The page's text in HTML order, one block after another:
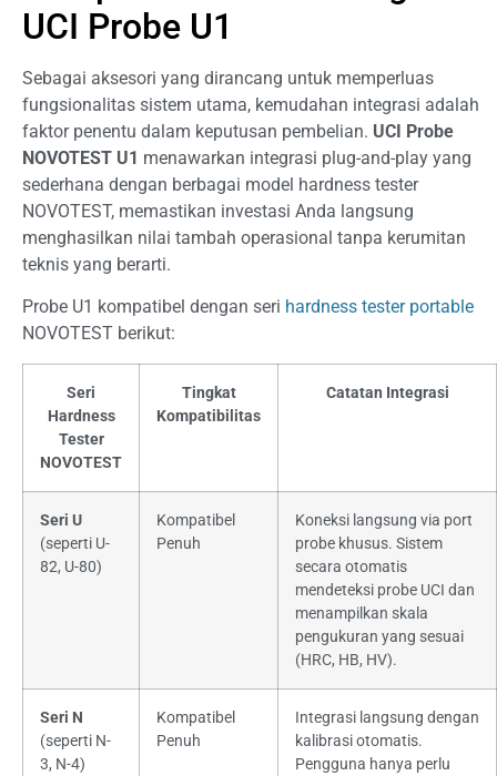
UCI Probe U1
Sebagai aksesori yang dirancang untuk memperluas
fungsionalitas sistem utama, kemudahan integrasi adalah
faktor penentu dalam keputusan pembelian. UCI Probe
NOVOTEST U1 menawarkan integrasi plug-and-play yang
sederhana dengan berbagai model hardness tester
NOVOTEST, memastikan investasi Anda langsung
menghasilkan nilai tambah operasional tanpa kerumitan
teknis yang berarti.
Probe U1 kompatibel dengan seri hardness tester portable
NOVOTEST berikut:
Seri
Hardness
Tester
NOVOTEST
Tingkat
Kompatibilitas
Catatan Integrasi
Seri U
(seperti U-
82, U-80)
Kompatibel
Penuh
Koneksi langsung via port
probe khusus. Sistem
secara otomatis
mendeteksi probe UCI dan
menampilkan skala
pengukuran yang sesuai
(HRC, HB, HV).
Seri N
(seperti N-
3, N-4)
Kompatibel
Penuh
Integrasi langsung dengan
kalibrasi otomatis.
Pengguna hanya perlu